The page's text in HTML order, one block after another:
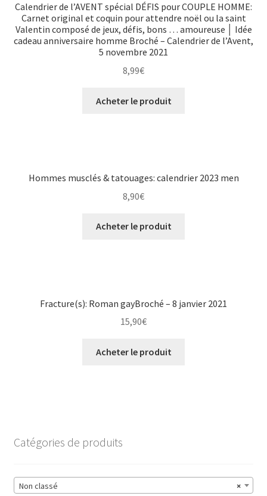
Calendrier de l’AVENT spécial DÉFIS pour COUPLE HOMME:
Carnet original et coquin pour attendre noël ou la saint
Valentin composé de jeux, défis, bons … amoureuse │ Idée
cadeau anniversaire homme Broché – Calendrier de l’Avent,
5 novembre 2021
8,99€
Acheter le produit
Hommes musclés & tatouages: calendrier 2023 men
8,90€
Acheter le produit
Fracture(s): Roman gayBroché – 8 janvier 2021
15,90€
Acheter le produit
Catégories de produits
×
Non classé